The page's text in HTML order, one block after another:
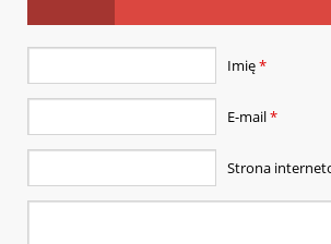
Imię*
E-mail*
Strona